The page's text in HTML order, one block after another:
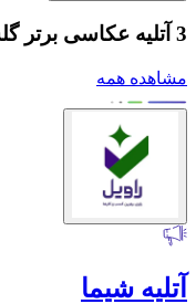
3 آتلیه عکاسی برتر گلشهر کرج
مشاهده همه
آتلیه شیما